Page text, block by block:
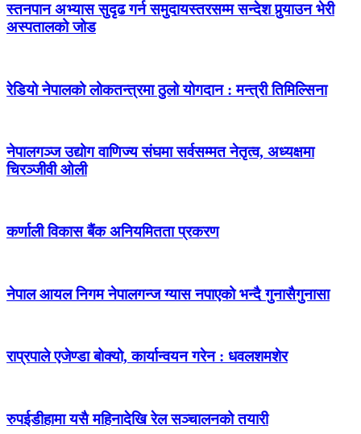
स्तनपान अभ्यास सुदृढ गर्न समुदायस्तरसम्म सन्देश पुर्‍याउन भेरी
अस्पतालको जोड
रेडियो नेपालको लोकतन्त्रमा ठुलो योगदान : मन्त्री तिमिल्सिना
नेपालगञ्ज उद्योग वाणिज्य संघमा सर्वसम्मत नेतृत्व, अध्यक्षमा
चिरञ्जीवी ओली
कर्णाली विकास बैंक अनियमितता प्रकरण
नेपाल आयल निगम नेपालगन्ज ग्यास नपाएको भन्दै गुनासैगुनासा
राप्रपाले एजेण्डा बोक्यो, कार्यान्वयन गरेन : धवलशमशेर
रुपईडीहामा यसै महिनादेखि रेल सञ्चालनको तयारी